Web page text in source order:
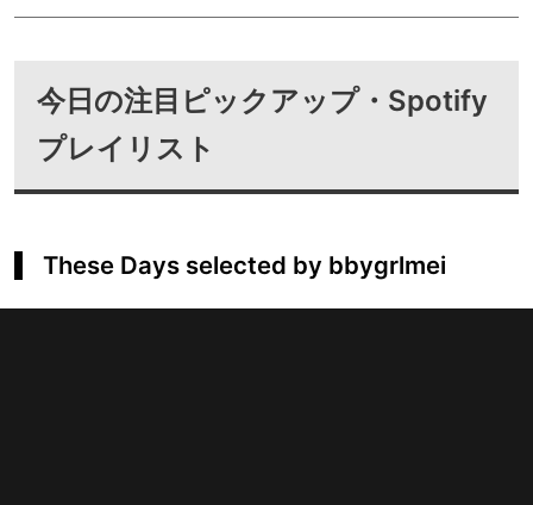
今日の注目ピックアップ・Spotify
プレイリスト
These Days selected by bbygrlmei